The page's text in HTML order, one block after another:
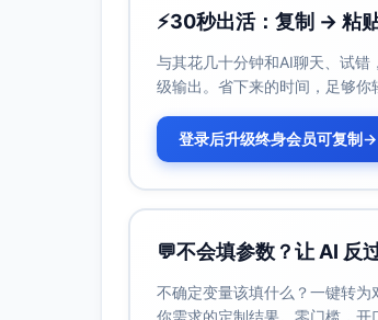
商务加速包（会员可感
等级快线：协议客
（自13:00，视房态
即时礼遇：欢迎咖
报销合规与发票加速
“一键报销”电子发
实施要点说明
系统集成：
⚡30秒出活：复制 → 粘
与其花几十分钟和AI聊天、试
级输出。省下来的时间，足够你
登录后升级终身会员可复制→
💬不会填参数？让 AI 反
不确定变量该填什么？一键转
你需求的定制结果。零门槛，开